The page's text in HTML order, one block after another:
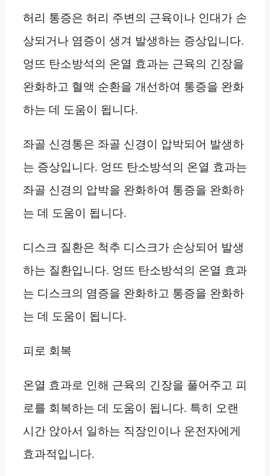
허리 통증은 허리 주변의 근육이나 인대가 손
상되거나 염증이 생겨 발생하는 증상입니다.
엉뜨 탄소방석의 온열 효과는 근육의 긴장을
완화하고 혈액 순환을 개선하여 통증을 완화
하는 데 도움이 됩니다.
좌골 신경통은 좌골 신경이 압박되어 발생하
는 증상입니다. 엉뜨 탄소방석의 온열 효과는
좌골 신경의 압박을 완화하여 통증을 완화하
는 데 도움이 됩니다.
디스크 질환은 척추 디스크가 손상되어 발생
하는 질환입니다. 엉뜨 탄소방석의 온열 효과
는 디스크의 염증을 완화하고 통증을 완화하
는 데 도움이 됩니다.
피로 회복
온열 효과로 인해 근육의 긴장을 풀어주고 피
로를 회복하는 데 도움이 됩니다. 특히 오랜
시간 앉아서 일하는 직장인이나 운전자에게
효과적입니다.